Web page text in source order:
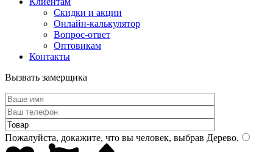
Скидки и акции
Онлайн-калькулятор
Вопрос-ответ
Оптовикам
Контакты
Вызвать замерщика
Пожалуйста, докажите, что вы человек, выбрав Дерево.